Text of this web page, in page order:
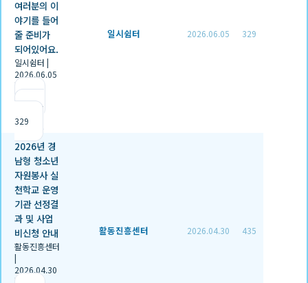
여러분의 이
야기를 들어
줄 준비가
되어있어요.
일시쉼터 |
2026.06.05
|
조회
329
일시쉼터 2026.06.05 329
2026년 경
남형 청소년
자원봉사 실
천학교 운영
기관 선정결
과 및 사업
비신청 안내
활동진흥센터
|
2026.04.30
활동진흥센터 2026.04.30 435